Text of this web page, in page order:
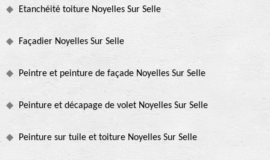
Etanchéité toiture Noyelles Sur Selle
Façadier Noyelles Sur Selle
Peintre et peinture de façade Noyelles Sur Selle
Peinture et décapage de volet Noyelles Sur Selle
Peinture sur tuile et toiture Noyelles Sur Selle